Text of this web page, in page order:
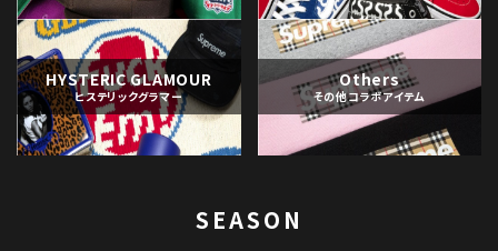
HYSTERIC GLAMOUR
ヒステリックグラマー
Others
その他コラボアイテム
SEASON